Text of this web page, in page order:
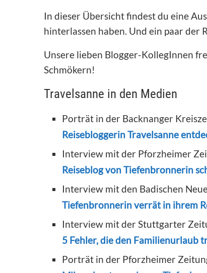
In dieser Übersicht findest du eine
hinterlassen haben. Und ein paar der
Unsere lieben Blogger-KollegInnen
Schmökern!
Travelsanne in den Medien
Porträt in der Backnanger
Reisebloggerin Travelsanne
Interview mit der Pforzheimer
Reiseblog von Tiefenbronnerin
Interview mit den Badischen
Tiefenbronnerin verrät in ihrem
Interview mit der Stuttgarter
5 Fehler, die den Familienurlaub
Porträt in der Pforzheimer